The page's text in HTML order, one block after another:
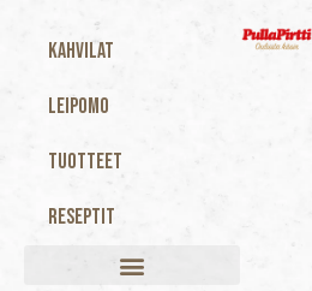
Kahvilat
Leipomo
Tuotteet
Reseptit